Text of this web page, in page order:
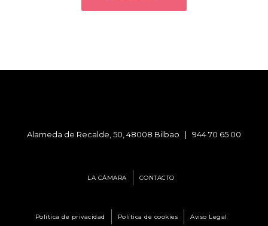
Alameda de Recalde, 50, 48008 Bilbao | 944 70 65 00
LA CÁMARA CONTACTO
Política de privacidad Política de cookies Aviso Legal